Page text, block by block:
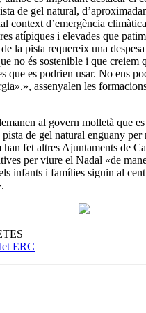
de gel natural,
context d’emergència
atípiques i elevades que
la pista requereix una
no és sostenible i que creiem
que es podrien usar. No ens
assenyalen les
al govern molletà que
pista de gel natural enguany per
han fet altres Ajuntaments de
per viure el Nadal «de
infants i famílies siguin al
ERC